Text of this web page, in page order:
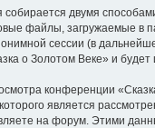
двумя
файлы, загружаемые в
сессии (в
о Золотом Веке» и
конференции
является
на форум. Этими